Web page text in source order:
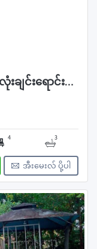
ဗဟန်း, ရွှေတောင်ကြား, ပေကျယ် လုံးချင်းရောင်းမည်
4 3
အီးမေးလ် ပို့ပါ